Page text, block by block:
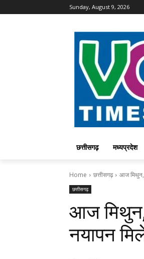
Sunday, August 9, 2026
छत्तीसगढ़ मध्यप्रदेश
Home छत्तीसगढ़ आज मिथुन,
छत्तीसगढ़
आज मिथुन,
नयापन